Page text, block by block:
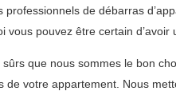
de débarras
vous pouvez être certain d’avoir
que nous sommes le bon
votre appartement. Nous